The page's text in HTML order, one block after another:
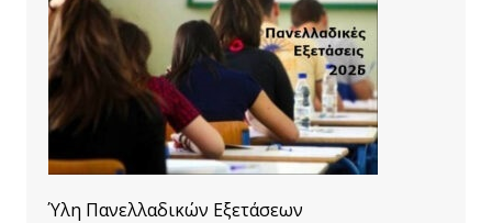
Ύλη Πανελλαδικών Εξετάσεων